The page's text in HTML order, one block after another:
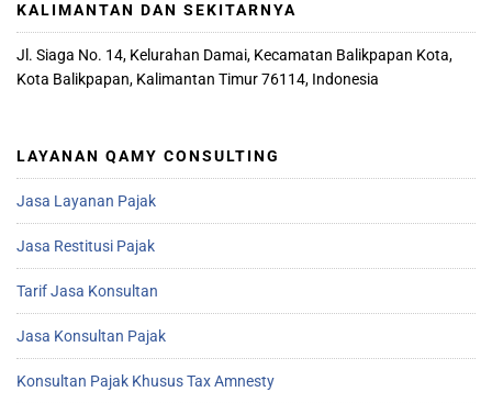
KALIMANTAN DAN SEKITARNYA
Jl. Siaga No. 14, Kelurahan Damai, Kecamatan Balikpapan Kota,
Kota Balikpapan, Kalimantan Timur 76114, Indonesia
LAYANAN QAMY CONSULTING
Jasa Layanan Pajak
Jasa Restitusi Pajak
Tarif Jasa Konsultan
Jasa Konsultan Pajak
Konsultan Pajak Khusus Tax Amnesty